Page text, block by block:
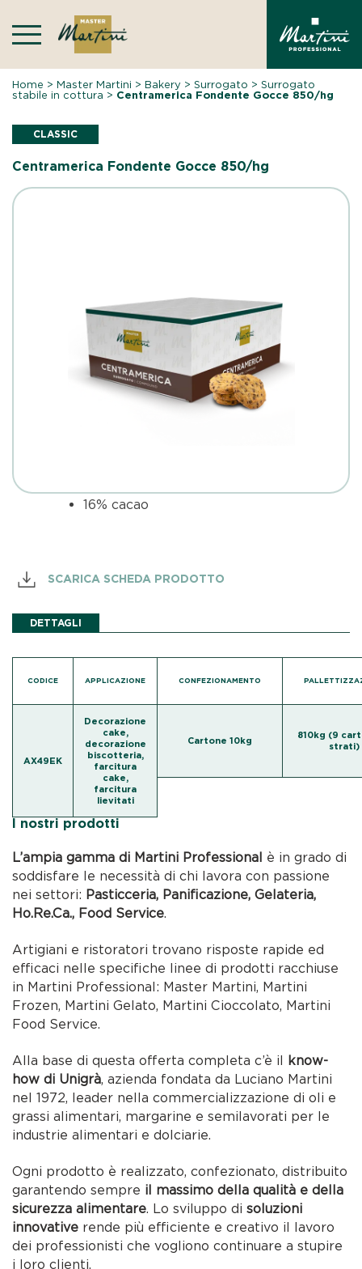
content
Home >Master Martini >Bakery >Surrogato >Surrogato
stabile in cottura > Centramerica Fondente Gocce 850/hg
CLASSIC
Centramerica Fondente Gocce 850/hg
16% cacao
SCARICA SCHEDA PRODOTTO
DETTAGLI
CODICE APPLICAZIONE
AX49EK
Decorazione
cake,
decorazione
biscotteria,
farcitura
cake,
farcitura
lievitati
CONFEZIONAMENTO
Cartone 10kg
810kg (9
strati)
I nostri prodotti
L’ampia gamma di Martini Professional è in grado di
soddisfare le necessità di chi lavora con passione
nei settori: Pasticceria, Panificazione, Gelateria,
Ho.Re.Ca., Food Service.
Artigiani e ristoratori trovano risposte rapide ed
efficaci nelle specifiche linee di prodotti racchiuse
in Martini Professional: Master Martini, Martini
Frozen, Martini Gelato, Martini Cioccolato, Martini
Food Service.
Alla base di questa offerta completa c’è il know-
how di Unigrà, azienda fondata da Luciano Martini
nel 1972, leader nella commercializzazione di oli e
grassi alimentari, margarine e semilavorati per le
industrie alimentari e dolciarie.
Ogni prodotto è realizzato, confezionato, distribuito
garantendo sempre il massimo della qualità e della
sicurezza alimentare. Lo sviluppo disoluzioni
innovative rende più efficiente e creativo il lavoro
dei professionisti che vogliono continuare a stupire
i loro clienti.